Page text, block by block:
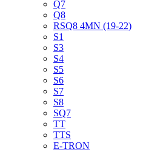
Q7
Q8
RSQ8 4MN (19-22)
S1
S3
S4
S5
S6
S7
S8
SQ7
TT
TTS
E-TRON